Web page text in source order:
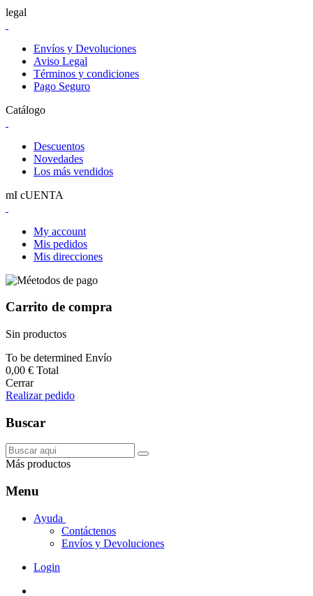
legal
Envíos y Devoluciones
Aviso Legal
Términos y condiciones
Pago Seguro
Catálogo
Descuentos
Novedades
Los más vendidos
mI cUENTA
My account
Mis pedidos
Mis direcciones
Carrito de compra
Sin productos
To be determined Envío
0,00 € Total
Cerrar
Realizar pedido
Buscar
Más productos
Menu
Ayuda
Contáctenos
Envíos y Devoluciones
Login